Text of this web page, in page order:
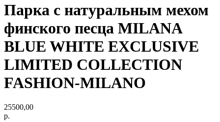
Парка с натуральным мехом
финского песца MILANA
BLUE WHITE EXCLUSIVE
LIMITED COLLECTION
FASHION-MILANO
25500,00
р.